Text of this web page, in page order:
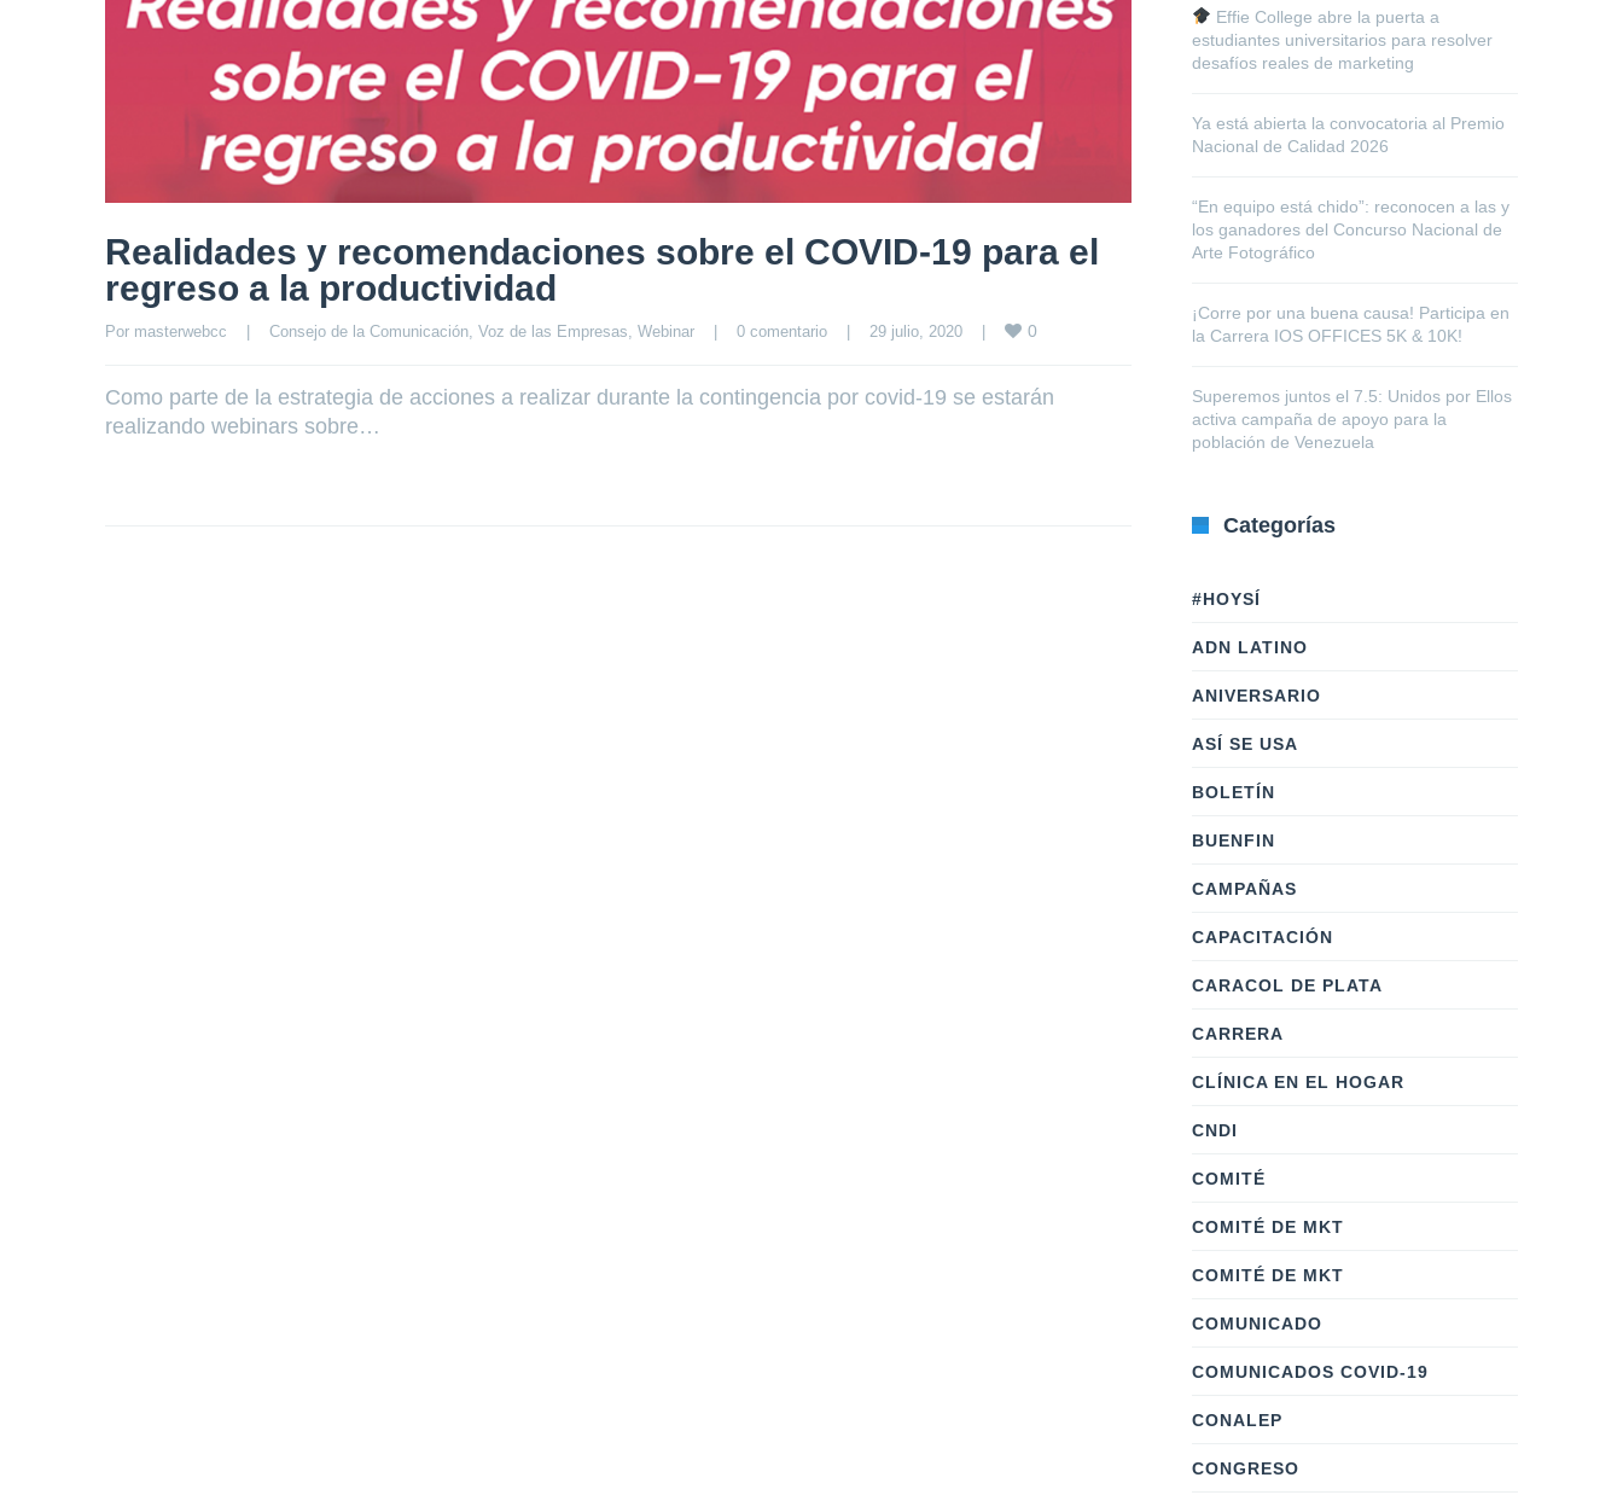
Realidades y recomendaciones sobre el COVID-19 para el
regreso a la productividad
Por masterwebcc Consejo de la Comunicación, Voz de las Empresas, Webinar 0 comentario 29 julio, 2020 0
Como parte de la estrategia de acciones a realizar durante la contingencia por covid-19 se estarán
realizando webinars sobre…
Effie College abre la puerta a
estudiantes universitarios para resolver
desafíos reales de marketing
Ya está abierta la convocatoria al Premio
Nacional de Calidad 2026
“En equipo está chido”: reconocen a las y
los ganadores del Concurso Nacional de
Arte Fotográfico
¡Corre por una buena causa! Participa en
la Carrera IOS OFFICES 5K & 10K!
Superemos juntos el 7.5: Unidos por Ellos
activa campaña de apoyo para la
población de Venezuela
Categorías
#HOYSÍ
ADN LATINO
ANIVERSARIO
ASÍ SE USA
BOLETÍN
BUENFIN
CAMPAÑAS
CAPACITACIÓN
CARACOL DE PLATA
CARRERA
CLÍNICA EN EL HOGAR
CNDI
COMITÉ
COMITÉ DE MKT
COMITÉ DE MKT
COMUNICADO
COMUNICADOS COVID-19
CONALEP
CONGRESO